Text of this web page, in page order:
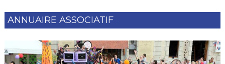
ANNUAIRE ASSOCIATIF